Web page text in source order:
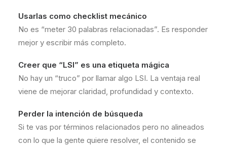
Usarlas como checklist mecánico
No es “meter 30 palabras relacionadas”. Es responder
mejor y escribir más completo.
Creer que “LSI” es una etiqueta mágica
No hay un “truco” por llamar algo LSI. La ventaja real
viene de mejorar claridad, profundidad y contexto.
Perder la intención de búsqueda
Si te vas por términos relacionados pero no alineados
con lo que la gente quiere resolver, el contenido se